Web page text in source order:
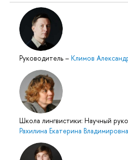
Руководитель – Климов
Школа лингвистики: Научный
Рахилина Екатерина Владимировна